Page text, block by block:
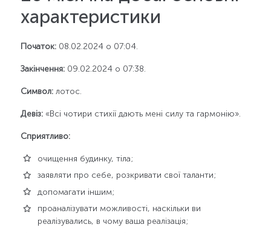
характеристики
Початок:08.02.2024 о 07:04.
Закінчення:09.02.2024 о 07:38.
Символ:лотос.
Девіз:«Всі чотири стихії дають мені силу та гармонію».
Сприятливо:
очищення будинку, тіла;
заявляти про себе, розкривати свої таланти;
допомагати іншим;
проаналізувати можливості, наскільки ви
реалізувались, в чому ваша реалізація;